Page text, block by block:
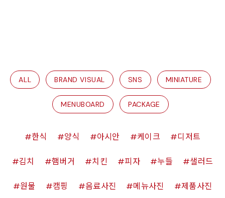
ALL BRAND VISUAL SNS MINIATURE
MENUBOARD PACKAGE
한식 양식 아시안 케이크 디저트
김치 햄버거 치킨 피자 누들 샐러드
원물 캠핑 음료사진 메뉴사진 제품사진